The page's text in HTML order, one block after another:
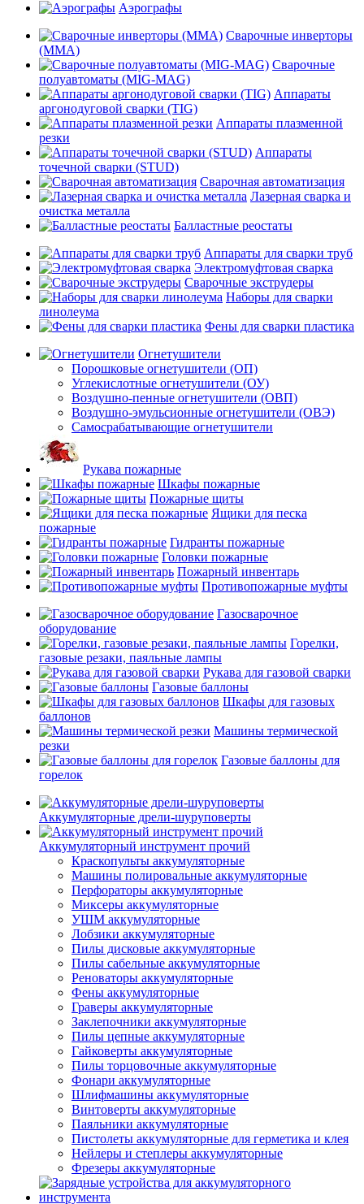
Аэрографы
Сварочные инверторы
(MMA)
Сварочные
полуавтоматы (MIG-MAG)
Аппараты
аргонодуговой сварки (TIG)
Аппараты плазменной
резки
Аппараты
точечной сварки (STUD)
Сварочная автоматизация
Лазерная сварка и
очистка металла
Балластные реостаты
Аппараты для сварки труб
Электромуфтовая сварка
Сварочные экструдеры
Наборы для сварки
линолеума
Фены для сварки пластика
Огнетушители
Порошковые огнетушители (ОП)
Углекислотные огнетушители (ОУ)
Воздушно-пенные огнетушители (ОВП)
Воздушно-эмульсионные огнетушители (ОВЭ)
Самосрабатывающие огнетушители
Рукава пожарные
Шкафы пожарные
Пожарные щиты
Ящики для песка
пожарные
Гидранты пожарные
Головки пожарные
Пожарный инвентарь
Противопожарные муфты
Газосварочное
оборудование
Горелки,
газовые резаки, паяльные лампы
Рукава для газовой сварки
Газовые баллоны
Шкафы для газовых
баллонов
Машины термической
резки
Газовые баллоны для
горелок
Аккумуляторные дрели-шуруповерты
Аккумуляторный инструмент прочий
Краскопульты аккумуляторные
Машины полировальные аккумуляторные
Перфораторы аккумуляторные
Миксеры аккумуляторные
УШМ аккумуляторные
Лобзики аккумуляторные
Пилы дисковые аккумуляторные
Пилы сабельные аккумуляторные
Реноваторы аккумуляторные
Фены аккумуляторные
Граверы аккумуляторные
Заклепочники аккумуляторные
Пилы цепные аккумуляторные
Гайковерты аккумуляторные
Пилы торцовочные аккумуляторные
Фонари аккумуляторные
Шлифмашины аккумуляторные
Винтоверты аккумуляторные
Паяльники аккумуляторные
Пистолеты аккумуляторные для герметика и клея
Нейлеры и степлеры аккумуляторные
Фрезеры аккумуляторные